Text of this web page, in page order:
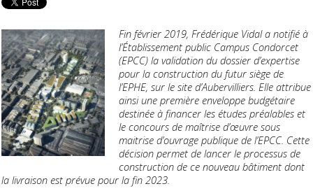
Fin février 2019, Frédérique Vidal a notifié à
l’Établissement public Campus Condorcet
(EPCC) la validation du dossier d’expertise
pour la construction du futur siège de
l’EPHE, sur le site d’Aubervilliers. Elle attribue
ainsi une première enveloppe budgétaire
destinée à financer les études préalables et
le concours de maîtrise d’œuvre sous
maitrise d’ouvrage publique de l’EPCC. Cette
décision permet de lancer le processus de
construction de ce nouveau bâtiment dont
la livraison est prévue pour la fin 2023.